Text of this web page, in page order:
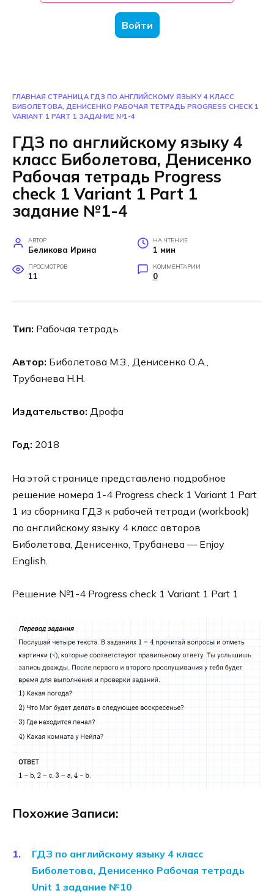
Войти
ГЛАВНАЯ СТРАНИЦА ГДЗ ПО АНГЛИЙСКОМУ ЯЗЫКУ 4 КЛАСС
БИБОЛЕТОВА, ДЕНИСЕНКО РАБОЧАЯ ТЕТРАДЬ PROGRESS CHECK 1
VARIANT 1 PART 1 ЗАДАНИЕ №1-4
ГДЗ по английскому языку 4
класс Биболетова, Денисенко
Рабочая тетрадь Progress
check 1 Variant 1 Part 1
задание №1-4
АВТОР
Беликова Ирина
НА ЧТЕНИЕ
1 мин
ПРОСМОТРОВ
11
КОММЕНТАРИИ
0
Тип: Рабочая тетрадь
Автор: Биболетова М.З., Денисенко О.А.,
Трубанева Н.Н.
Издательство: Дрофа
Год: 2018
На этой странице представлено подробное
решение номера 1-4 Progress check 1 Variant 1 Part
1 из сборника ГДЗ к рабочей тетради (workbook)
по английскому языку 4 класс авторов
Биболетова, Денисенко, Трубанева — Enjoy
English.
Решение №1-4 Progress check 1 Variant 1 Part 1
Похожие Записи:
ГДЗ по английскому языку 4 класс
Биболетова, Денисенко Рабочая тетрадь
Unit 1 задание №10